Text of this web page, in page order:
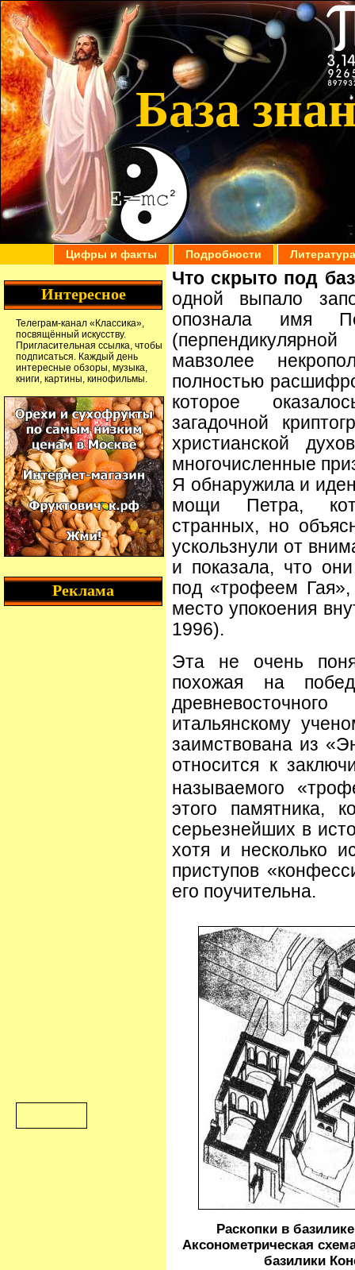
База
Цифры и факты Подробности Литература
Что скрыто под
одной выпало
опознала имя
мавзолее
полностью
которое
загадочной
христианской
многочисленные
Я обнаружила и
мощи Петра,
странных, но
ускользнули от
и показала, что
под «трофеем Гая»,
место упокоения
1996).
Эта не очень
похожая на
итальянскому
заимствована из
относится к
называемого
этого памятника,
серьезнейших в
хотя и несколько
приступов
его поучительна.
Раскопки в
Аксонометрическая
базилики
Интересное
Телеграм-канал «Классика»,
посвящённый искусству.
Пригласительная ссылка, чтобы
подписаться. Каждый день
интересные обзоры, музыка,
книги, картины, кинофильмы.
Реклама